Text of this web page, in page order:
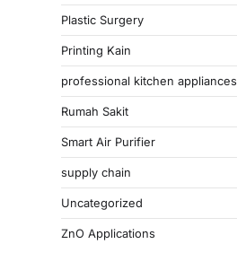
Plastic Surgery
Printing Kain
professional kitchen appliances
Rumah Sakit
Smart Air Purifier
supply chain
Uncategorized
ZnO Applications